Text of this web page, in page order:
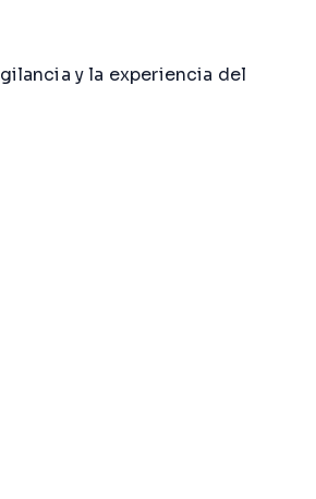
y la experiencia del